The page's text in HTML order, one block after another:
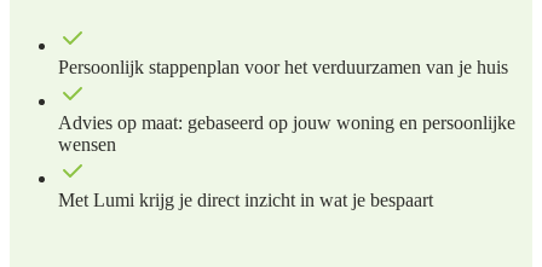
Persoonlijk stappenplan voor het verduurzamen van je huis
Advies op maat: gebaseerd op jouw woning en persoonlijke
wensen
Met Lumi krijg je direct inzicht in wat je bespaart